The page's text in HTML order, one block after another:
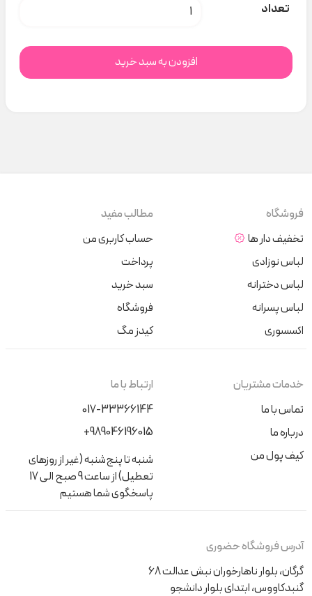
تعداد سرهمی پولیشی آبی خرس C&A کد t000397 عدد
افزودن به سبد خرید
فروشگاه
تخفیف دار ها
لباس نوزادی
لباس دخترانه
لباس پسرانه
اکسسوری
مطالب مفید
حساب کاربری من
پرداخت
سبد خرید
فروشگاه
کیدز مگ
خدمات مشتریان
تماس با ما
درباره ما
کیف پول من
ارتباط با ما
017-33366144
+989046196015
شنبه تا پنج‌شنبه (غیر از روزهای
تعطیل) از ساعت 9 صبح الی 17
پاسخگوی شما هستیم
آدرس فروشگاه حضوری
گرگان، بلوار ناهارخوران نبش عدالت 68
گنبدکاووس، ابتدای بلوار دانشجو